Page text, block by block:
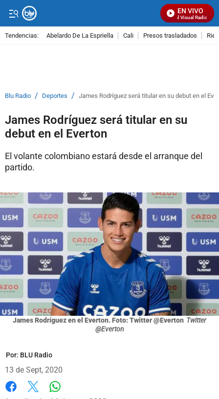
EN VIVO
Señal Visual Radio
Tendencias: Abelardo De La Espriella Cali Presos trasladados
Blu Radio / Deportes / James Rodríguez será titular en su debut en el
James Rodríguez será titular en su
debut en el Everton
El volante colombiano estará desde el arranque del
partido.
James Rodríguez en el Everton. Foto: Twitter @Everton Twitter
@Everton
Por: BLU Radio
13 de Sept, 2020
Facebook
X